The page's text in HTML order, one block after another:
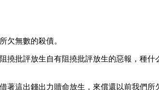
無數的殺債。
批評放生自有阻撓批評放生的惡報，種什
這出錢出力贖命放生，來償還以前我們所